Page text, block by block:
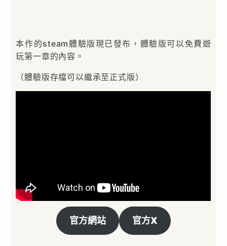
本作的steam體驗版現已發布，體驗版可以免費遊
玩第一章的內容。
（體驗版存檔可以繼承至正式版）
官方網站 官方X